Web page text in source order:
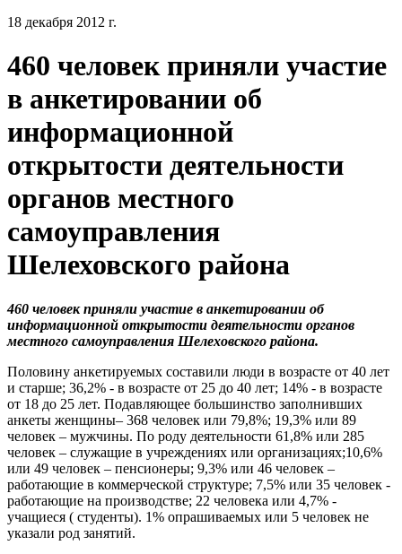
18 декабря 2012 г.
460 человек приняли участие
в анкетировании об
информационной
открытости деятельности
органов местного
самоуправления
Шелеховского района
460 человек приняли участие в анкетировании об
информационной открытости деятельности органов
местного самоуправления Шелеховского района.
Половину анкетируемых составили люди в возрасте от 40 лет
и старше; 36,2% - в возрасте от 25 до 40 лет; 14% - в возрасте
от 18 до 25 лет. Подавляющее большинство заполнивших
анкеты женщины– 368 человек или 79,8%; 19,3% или 89
человек – мужчины. По роду деятельности 61,8% или 285
человек – служащие в учреждениях или организациях;10,6%
или 49 человек – пенсионеры; 9,3% или 46 человек –
работающие в коммерческой структуре; 7,5% или 35 человек -
работающие на производстве; 22 человека или 4,7% -
учащиеся ( студенты). 1% опрашиваемых или 5 человек не
указали род занятий.